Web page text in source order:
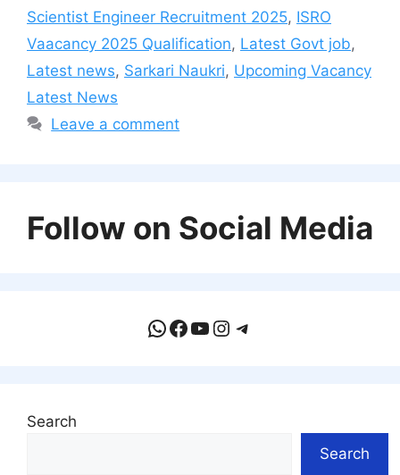
Scientist Engineer Recruitment 2025, ISRO
Vaacancy 2025 Qualification, Latest Govt job,
Latest news, Sarkari Naukri, Upcoming Vacancy
Latest News
Leave a comment
Follow on Social Media
WhatsApp
Facebook
YouTube
Instagram
Telegram
Search
Search